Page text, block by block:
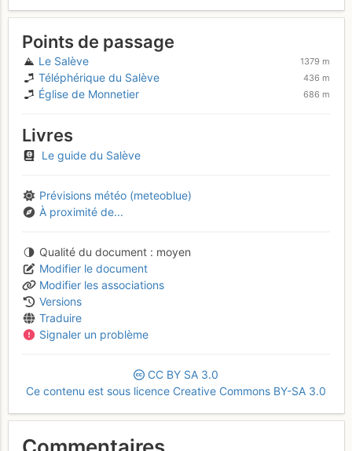
Points de passage
Le Salève 1379 m
Téléphérique du Salève 436 m
Église de Monnetier 686 m
Livres
Le guide du Salève
Prévisions météo (meteoblue)
À proximité de...
Qualité du document
moyen
Modifier le document
Modifier les associations
Versions
Traduire
Signaler un problème
CC BY SA 3.0
Ce contenu est sous licence Creative Commons BY-SA 3.0